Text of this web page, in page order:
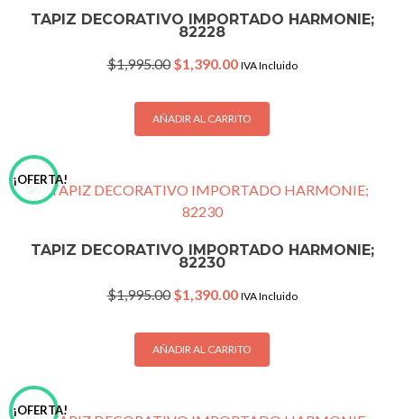
TAPIZ DECORATIVO IMPORTADO HARMONIE;
82228
$1,995.00 Original
was:
$1,995.00.
$1,390.00Current
is:
$1,390.00.
IVA Incluido
AÑADIR AL CARRITO
¡OFERTA!
TAPIZ DECORATIVO IMPORTADO HARMONIE;
82230
$1,995.00 Original
was:
$1,995.00.
$1,390.00Current
is:
$1,390.00.
IVA Incluido
AÑADIR AL CARRITO
¡OFERTA!